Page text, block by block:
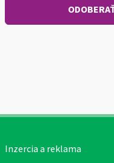
Inzercia a reklama